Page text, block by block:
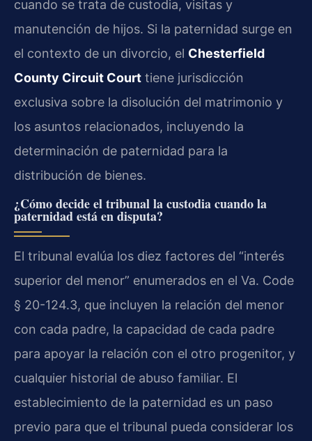
cuando se trata de custodia, visitas y
manutención de hijos. Si la paternidad surge en
el contexto de un divorcio, el Chesterfield
County Circuit Court tiene jurisdicción
exclusiva sobre la disolución del matrimonio y
los asuntos relacionados, incluyendo la
determinación de paternidad para la
distribución de bienes.
¿Cómo decide el tribunal la custodia cuando la
paternidad está en disputa?
El tribunal evalúa los diez factores del “interés
superior del menor” enumerados en el Va. Code
§ 20-124.3, que incluyen la relación del menor
con cada padre, la capacidad de cada padre
para apoyar la relación con el otro progenitor, y
cualquier historial de abuso familiar. El
establecimiento de la paternidad es un paso
previo para que el tribunal pueda considerar los